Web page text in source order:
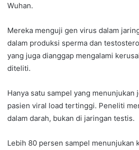
Wuhan.
Mereka menguji gen virus dalam
dalam produksi sperma dan
yang juga dianggap mengalami
diteliti.
Hanya satu sampel yang menunjukan
pasien viral load tertinggi. Peneliti
dalam darah, bukan di jaringan testis.
Lebih 80 persen sampel menunjukan